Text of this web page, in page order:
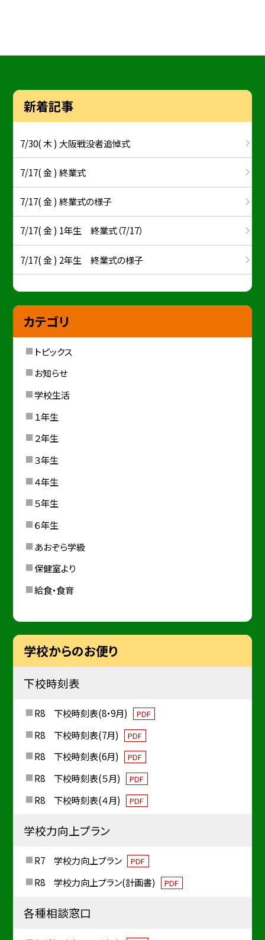
新着記事
7/30( 木 ) 大阪戦没者追悼式
7/17( 金 ) 終業式
7/17( 金 ) 終業式の様子
7/17( 金 ) 1年生 終業式（7/17）
7/17( 金 ) 2年生 終業式の様子
カテゴリ
トピックス
お知らせ
学校生活
１年生
２年生
３年生
４年生
５年生
６年生
あおぞら学級
保健室より
給食・食育
学校からのお便り
下校時刻表
R8 下校時刻表(8・9月) PDF
R8 下校時刻表(7月) PDF
R8 下校時刻表(6月) PDF
R8 下校時刻表(５月) PDF
R8 下校時刻表(４月) PDF
学校力向上プラン
R7 学校力向上プラン PDF
R8 学校力向上プラン(計画書) PDF
各種相談窓口